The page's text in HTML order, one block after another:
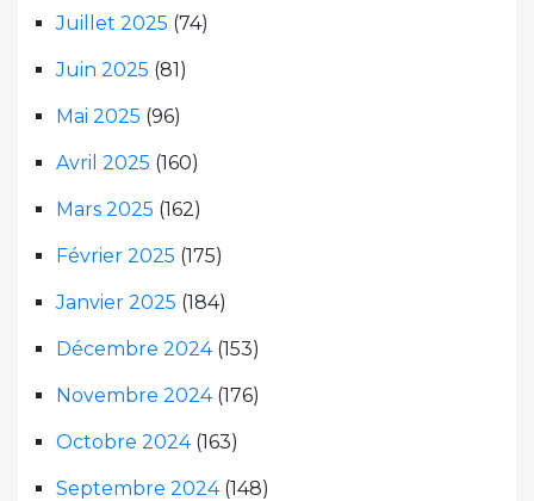
Juillet 2025 (74)
Juin 2025 (81)
Mai 2025 (96)
Avril 2025 (160)
Mars 2025 (162)
Février 2025 (175)
Janvier 2025 (184)
Décembre 2024(153)
Novembre 2024(176)
Octobre 2024(163)
Septembre 2024(148)